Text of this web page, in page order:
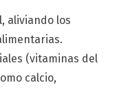
aliviando los
(vitaminas del
calcio,